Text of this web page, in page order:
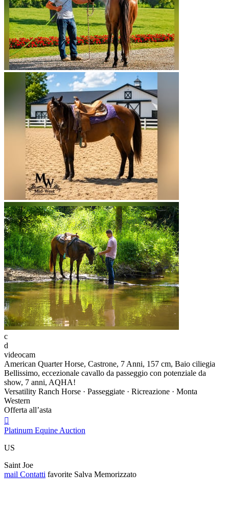
c
d
videocam
American Quarter Horse, Castrone, 7 Anni, 157 cm, Baio ciliegia
Bellissimo, eccezionale cavallo da passeggio con potenziale da
show, 7 anni, AQHA!
Versatility Ranch Horse · Passeggiate · Ricreazione · Monta
Western
Offerta all’asta

Platinum Equine Auction
US
Saint Joe
mail Contatti favorite Salva Memorizzato